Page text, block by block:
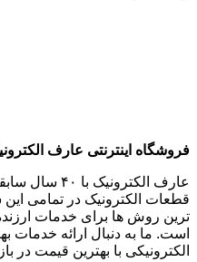
فروشگاه اینترنتی عارف
عارف
قطعات الکترونیک در تمامی این
ترین روش ها برای خدمات
است. ما به دنبال ارائه
الکترونیکی با بهترین قیمت در